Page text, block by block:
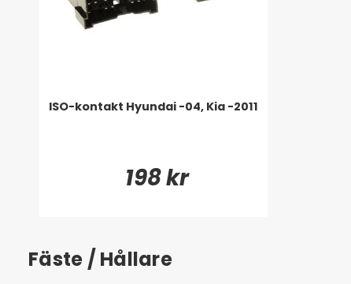
ISO-kontakt Hyundai -04, Kia -2011
198 kr
Fäste / Hållare